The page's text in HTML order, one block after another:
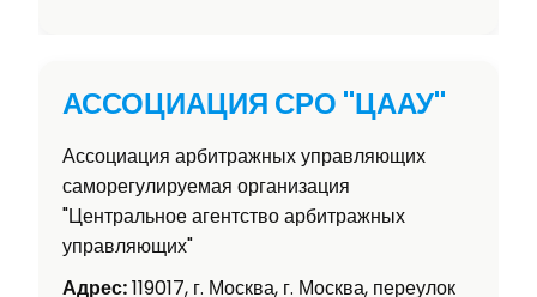
АССОЦИАЦИЯ СРО "ЦААУ"
Ассоциация арбитражных управляющих
саморегулируемая организация
"Центральное агентство арбитражных
управляющих"
Адрес:119017, г. Москва, г. Москва, переулок